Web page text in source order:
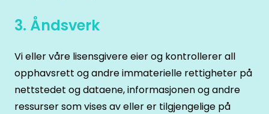
3. Åndsverk
Vi eller våre lisensgivere eier og kontrollerer all
opphavsrett og andre immaterielle rettigheter på
nettstedet og dataene, informasjonen og andre
ressurser som vises av eller er tilgjengelige på